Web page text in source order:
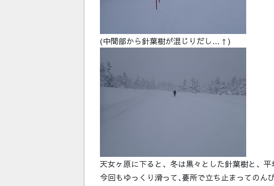
(中間部から針葉樹が混じりだし…↑)
天女ヶ原に下ると、冬は黒々とした針葉樹と、平
今回もゆっくり滑って､要所で立ち止まってのん